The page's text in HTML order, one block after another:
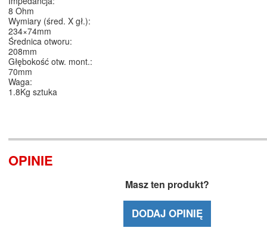
8 Ohm
Wymiary (śred. X gł.):
234×74mm
Średnica otworu:
208mm
Głębokość otw. mont.:
70mm
Waga:
1.8Kg sztuka
OPINIE
Masz ten produkt?
DODAJ OPINIĘ